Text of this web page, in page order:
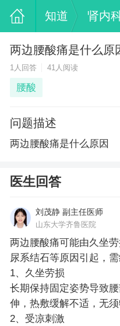
知道 肾内
两边腰酸痛是什么原
1人回答 41人阅读
腰酸
问题描述
两边腰酸痛是什么原因
医生回答
刘茂静 副主任医师
山东大学齐鲁医院
两边腰酸痛可能由久坐
尿系结石等原因引起，需
1、久坐劳损
长期保持固定姿势导致
伸，热敷缓解不适，无须
2、受凉刺激